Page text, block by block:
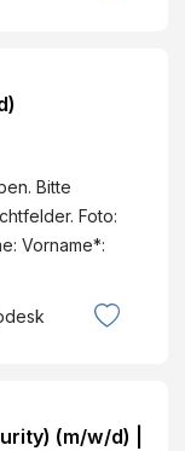
Bitte
Foto:
Vorname*:
(m/w/d) |